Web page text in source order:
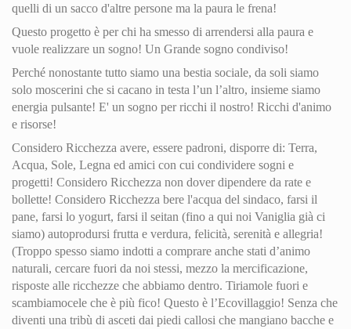
quelli di un sacco d'altre persone ma la paura le frena!
Questo progetto è per chi ha smesso di arrendersi alla paura e
vuole realizzare un sogno! Un Grande sogno condiviso!
Perché nonostante tutto siamo una bestia sociale, da soli siamo
solo moscerini che si cacano in testa l’un l’altro, insieme siamo
energia pulsante! E' un sogno per ricchi il nostro! Ricchi d'animo
e risorse!
Considero Ricchezza avere, essere padroni, disporre di: Terra,
Acqua, Sole, Legna ed amici con cui condividere sogni e
progetti! Considero Ricchezza non dover dipendere da rate e
bollette! Considero Ricchezza bere l'acqua del sindaco, farsi il
pane, farsi lo yogurt, farsi il seitan (fino a qui noi Vaniglia già ci
siamo) autoprodursi frutta e verdura, felicità, serenità e allegria!
(Troppo spesso siamo indotti a comprare anche stati d’animo
naturali, cercare fuori da noi stessi, mezzo la mercificazione,
risposte alle ricchezze che abbiamo dentro. Tiriamole fuori e
scambiamocele che è più fico! Questo è l’Ecovillaggio! Senza che
diventi una tribù di asceti dai piedi callosi che mangiano bacche e